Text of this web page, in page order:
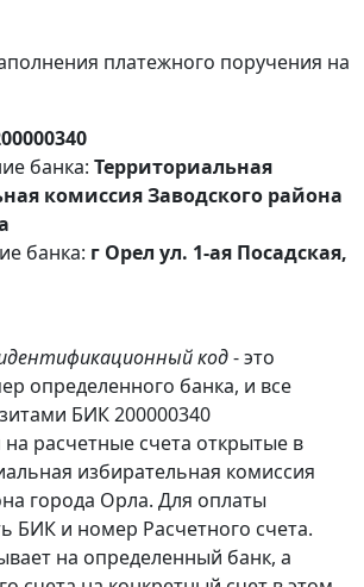
платежного поручения на
банка: Территориальная
комиссия Заводского района
банка: г Орел ул. 1-ая Посадская,
код- это
определенного банка, и все
БИК 200000340
расчетные счета открытые в
избирательная комиссия
города Орла. Для оплаты
БИК и номер Расчетного счета.
на определенный банк, а